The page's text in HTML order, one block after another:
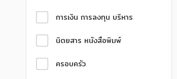
การเงิน การลงทุน บริหาร
นิตยสาร หนังสือพิมพ์
ครอบครัว